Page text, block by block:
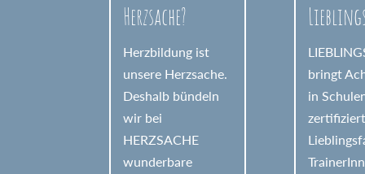
Herzsache?
Herzbildung ist
unsere Herzsache.
Deshalb bündeln
wir bei
HERZSACHE
wunderbare
bringt
in